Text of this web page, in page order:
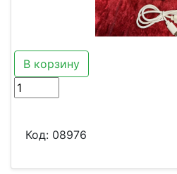
В корзину
Код: 08976